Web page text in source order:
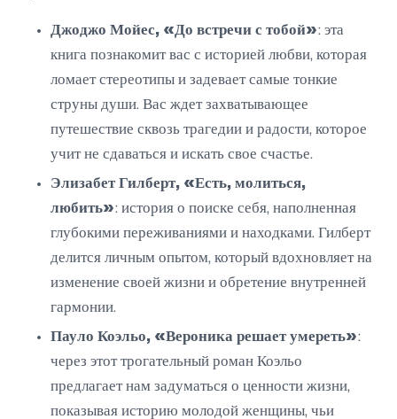
Джоджо Мойес, «До встречи с тобой»: эта
книга познакомит вас с историей любви, которая
ломает стереотипы и задевает самые тонкие
струны души. Вас ждет захватывающее
путешествие сквозь трагедии и радости, которое
учит не сдаваться и искать свое счастье.
Элизабет Гилберт, «Есть, молиться,
любить»: история о поиске себя, наполненная
глубокими переживаниями и находками. Гилберт
делится личным опытом, который вдохновляет на
изменение своей жизни и обретение внутренней
гармонии.
Пауло Коэльо, «Вероника решает умереть»:
через этот трогательный роман Коэльо
предлагает нам задуматься о ценности жизни,
показывая историю молодой женщины, чьи